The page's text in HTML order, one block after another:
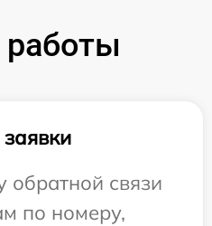
связи
по номеру,